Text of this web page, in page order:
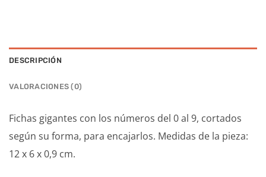
DESCRIPCIÓN
VALORACIONES (0)
Fichas gigantes con los números del 0 al 9, cortados
según su forma, para encajarlos. Medidas de la pieza:
12 x 6 x 0,9 cm.